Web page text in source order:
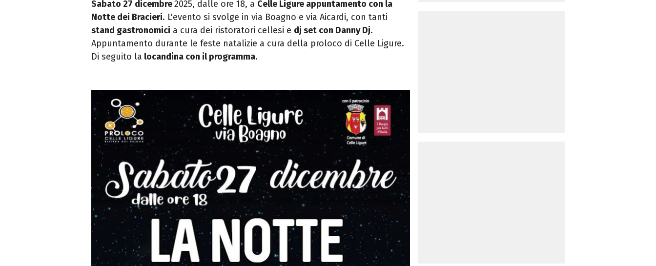
Sabato 27 dicembre2025, dalle ore 18, a Celle Ligure appuntamento con la
Notte dei Bracieri. L'evento si svolge in via Boagno e via Aicardi, con tanti
stand gastronomici a cura dei ristoratori cellesi e dj set con Danny Dj.
Appuntamento durante le feste natalizie a cura della proloco di Celle Ligure.
Di seguito la locandina con il programma.